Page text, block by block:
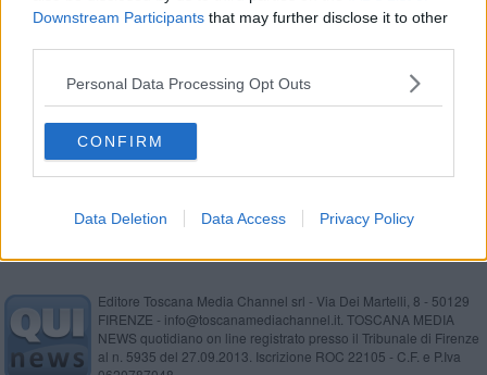
Downstream Participants that may further disclose it to other
Personal Data Processing Opt Outs
CONFIRM
Data Deletion Data Access Privacy Policy
Il Giro d'Italia rivoluziona traffico e sosta
Procedono gli interventi sulle scuole senesi
Editore Toscana Media Channel srl - Via Dei Martelli, 8 - 50129
FIRENZE - info@toscanamediachannel.it. TOSCANA MEDIA
NEWS quotidiano on line registrato presso il Tribunale di Firenze
al n. 5935 del 27.09.2013. Iscrizione ROC 22105 - C.F. e P.Iva